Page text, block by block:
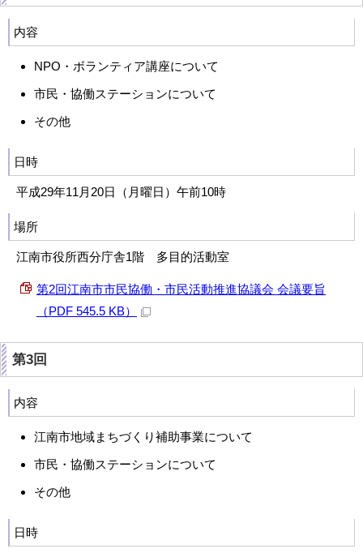
内容
NPO・ボランティア講座について
市民・協働ステーションについて
その他
日時
平成29年11月20日（月曜日）午前10時
場所
江南市役所西分庁舎1階 多目的活動室
第2回江南市市民協働・市民活動推進協議会 会議要旨
（PDF 545.5 KB）
第3回
内容
江南市地域まちづくり補助事業について
市民・協働ステーションについて
その他
日時